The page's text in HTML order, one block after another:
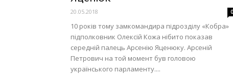
20.05.2018 0
10 років тому замкомандира підрозділу «Кобра»
підполковник Олексій Кожа нібито показав
середній палець Арсенію Яценюку. Арсеній
Петрович на той момент був головою
українського парламенту....